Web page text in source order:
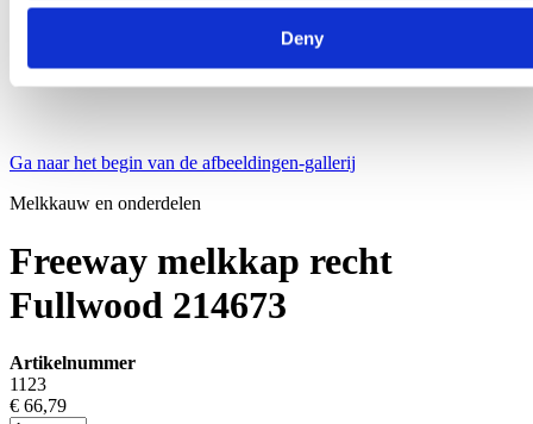
Deny
Ga naar het begin van de afbeeldingen-gallerij
Melkkauw en onderdelen
Freeway melkkap recht
Fullwood 214673
Artikelnummer
1123
€ 66,79